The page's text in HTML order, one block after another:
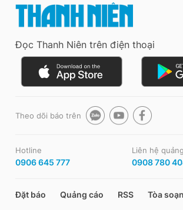
Đọc Thanh Niên trên điện thoại
Theo dõi báo trên
Hotline
0906 645 777
Liên hệ
0908 780
Đặt báo Quảng cáo RSS Tòa soạn